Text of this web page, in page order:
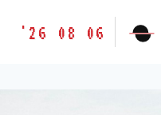
胶
'26 08 06